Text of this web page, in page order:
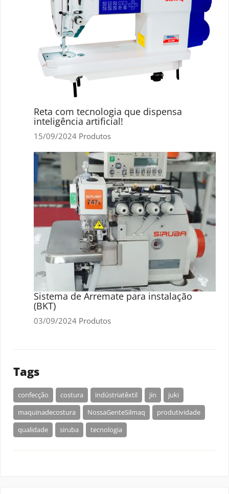
Reta com tecnologia que dispensa
inteligência artificial!
15/09/2024 Produtos
Sistema de Arremate para instalação
(BKT)
03/09/2024 Produtos
Tags
confecção costura indústriatêxtil jin
juki
maquinadecostura
NossaGenteSilmaq
produtividade
qualidade
siruba tecnologia